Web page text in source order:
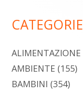
CATEGORIE
ALIMENTAZIONE
AMBIENTE (155)
BAMBINI (354)